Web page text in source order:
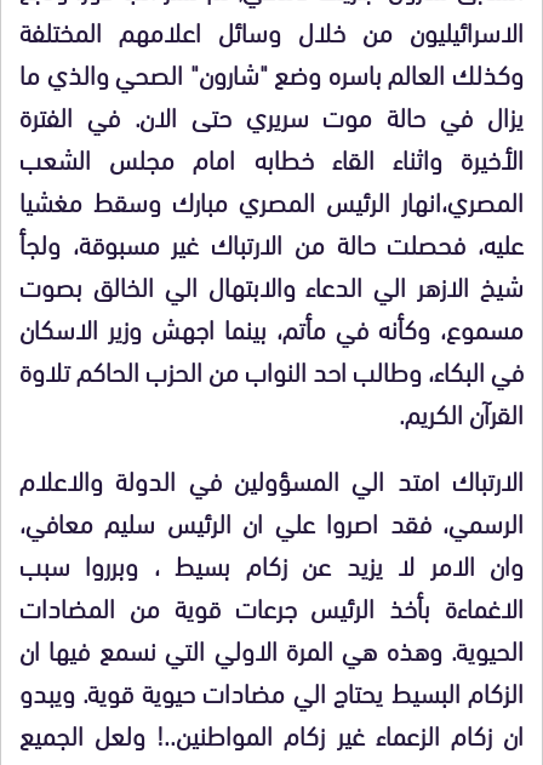
الاسرائيليون من خلال وسائل اعلامهم المختلفة
وكذلك العالم باسره وضع "شارون" الصحي والذي ما
يزال في حالة موت سريري حتى الان. في الفترة
الأخيرة واثناء القاء خطابه امام مجلس الشعب
المصري،انهار الرئيس المصري مبارك وسقط مغشيا
عليه، فحصلت حالة من الارتباك غير مسبوقة، ولجأ
شيخ الازهر الي الدعاء والابتهال الي الخالق بصوت
مسموع، وكأنه في مأتم، بينما اجهش وزير الاسكان
في البكاء، وطالب احد النواب من الحزب الحاكم تلاوة
القرآن الكريم.
الارتباك امتد الي المسؤولين في الدولة والاعلام
الرسمي، فقد اصروا علي ان الرئيس سليم معافي،
وان الامر لا يزيد عن زكام بسيط ، وبرروا سبب
الاغماءة بأخذ الرئيس جرعات قوية من المضادات
الحيوية. وهذه هي المرة الاولي التي نسمع فيها ان
الزكام البسيط يحتاج الي مضادات حيوية قوية. ويبدو
ان زكام الزعماء غير زكام المواطنين..! ولعل الجميع